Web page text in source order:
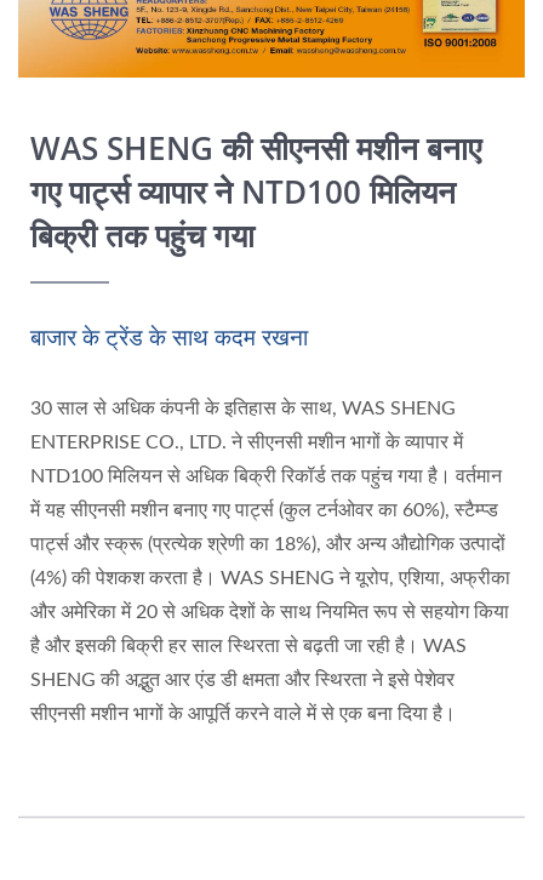
WAS SHENG की सीएनसी मशीन बनाए
गए पार्ट्स व्यापार ने NTD100 मिलियन
बिक्री तक पहुंच गया
बाजार के ट्रेंड के साथ कदम रखना
30 साल से अधिक कंपनी के इतिहास के साथ, WAS SHENG
ENTERPRISE CO., LTD. ने सीएनसी मशीन भागों के व्यापार में
NTD100 मिलियन से अधिक बिक्री रिकॉर्ड तक पहुंच गया है। वर्तमान
में यह सीएनसी मशीन बनाए गए पार्ट्स (कुल टर्नओवर का 60%), स्टैम्प्ड
पार्ट्स और स्क्रू (प्रत्येक श्रेणी का 18%), और अन्य औद्योगिक उत्पादों
(4%) की पेशकश करता है। WAS SHENG ने यूरोप, एशिया, अफ्रीका
और अमेरिका में 20 से अधिक देशों के साथ नियमित रूप से सहयोग किया
है और इसकी बिक्री हर साल स्थिरता से बढ़ती जा रही है। WAS
SHENG की अद्भुत आर एंड डी क्षमता और स्थिरता ने इसे पेशेवर
सीएनसी मशीन भागों के आपूर्ति करने वाले में से एक बना दिया है।